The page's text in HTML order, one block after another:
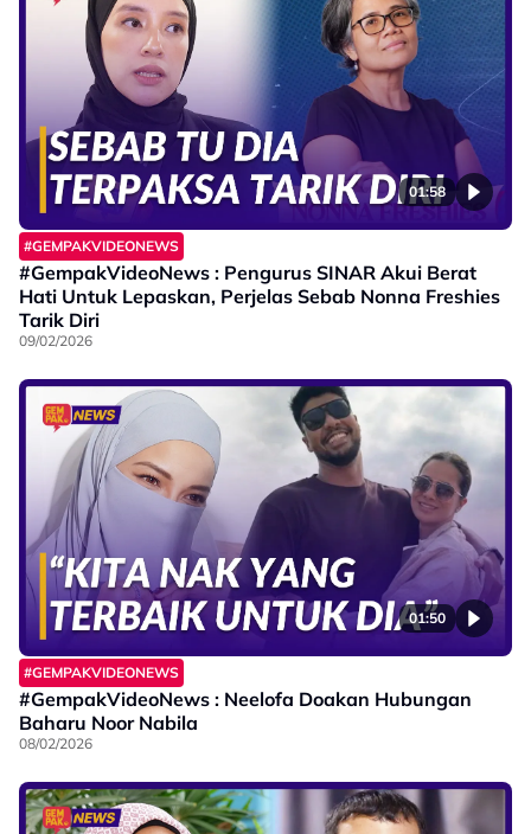
01:58
#GEMPAKVIDEONEWS
#GempakVideoNews : Pengurus SINAR Akui Berat
Hati Untuk Lepaskan, Perjelas Sebab Nonna Freshies
Tarik Diri
09/02/2026
01:50
#GEMPAKVIDEONEWS
#GempakVideoNews : Neelofa Doakan Hubungan
Baharu Noor Nabila
08/02/2026